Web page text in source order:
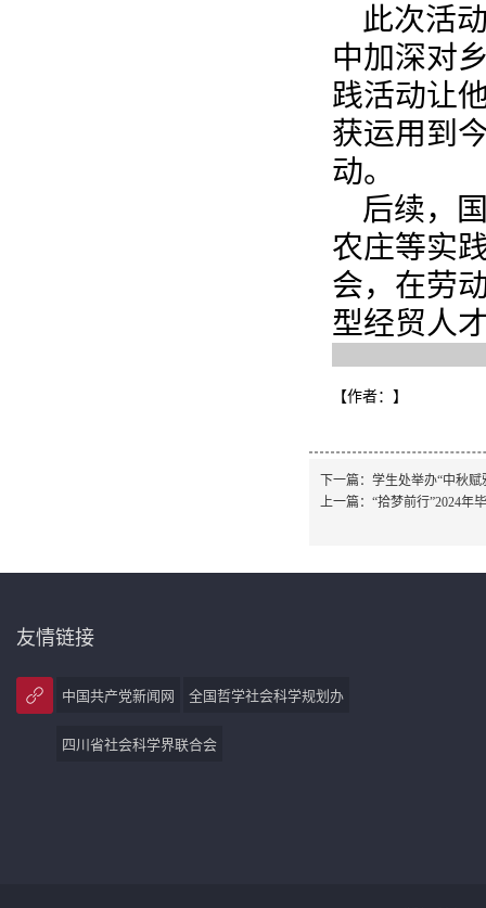
此次活
中加深对
践活动让
获运用到
动。
后续，
农庄等实
会，在劳
型经贸人
【作者： 】
下一篇： 学生处举办“中秋
上一篇： “拾梦前行”2024年
友情链接
中国共产党新闻网 全国哲学社会科学规划办
四川省社会科学界联合会